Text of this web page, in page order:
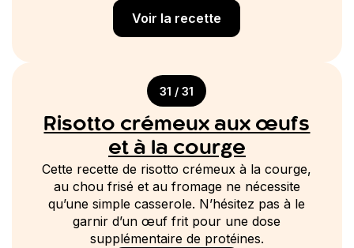
Voir la recette
31 / 31
Risotto crémeux aux œufs
et à la courge
Cette recette de risotto crémeux à la courge,
au chou frisé et au fromage ne nécessite
qu’une simple casserole. N’hésitez pas à le
garnir d’un œuf frit pour une dose
supplémentaire de protéines.